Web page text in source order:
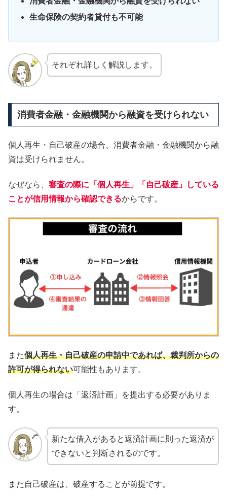
生命保険の契約者貸付も不可能
それぞれ詳しく解説します。
消費者金融・金融機関から融資を受けられない
個人再生・自己破産の場合、消費者金融・金融機関から融
資は受けられません。
なぜなら、 審査の際に「個人再生」「自己破産」している
ことが信用情報から確認できるからです。
また個人再生・自己破産の申請中であれば、裁判所からの
許可が得られない可能性もあります。
個人再生の場合は「返済計画」を提出する必要がありま
す。
新たな借入があると返済計画に則った返済が
できないと判断されるのです。
また自己破産は、破産することが前提です。